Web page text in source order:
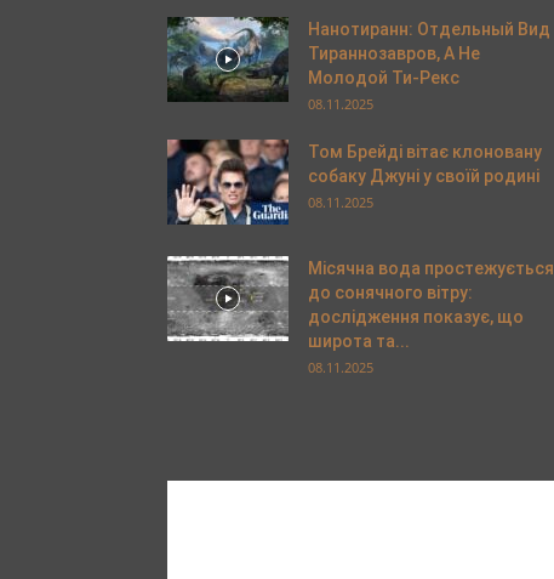
Нанотиранн: Отдельный Вид
Тираннозавров, А Не
Молодой Ти-Рекс
08.11.2025
Том Брейді вітає клоновану
собаку Джуні у своїй родині
08.11.2025
Місячна вода простежується
до сонячного вітру:
дослідження показує, що
широта та...
08.11.2025